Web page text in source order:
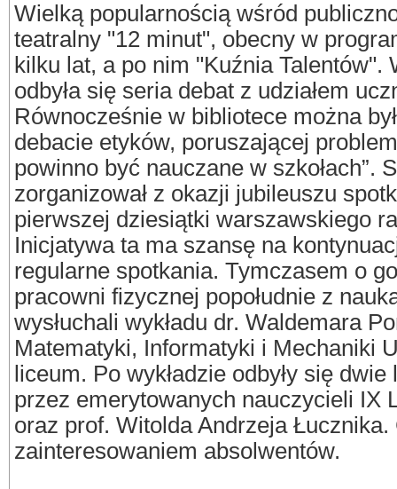
Wielką popularnością wśród
teatralny "12 minut", obecny w
kilku lat, a po nim "Kuźnia
odbyła się seria debat z udziałem
Równocześnie w bibliotece można
debacie etyków, poruszającej
powinno być nauczane w szkołach”.
zorganizował z okazji jubileuszu
pierwszej dziesiątki warszawskiego
Inicjatywa ta ma szansę na
regularne spotkania. Tymczasem o
pracowni fizycznej popołudnie z
wysłuchali wykładu dr. Waldemara
Matematyki, Informatyki i Mechaniki
liceum. Po wykładzie odbyły się
przez emerytowanych nauczycieli IX
oraz prof. Witolda Andrzeja
zainteresowaniem absolwentów.